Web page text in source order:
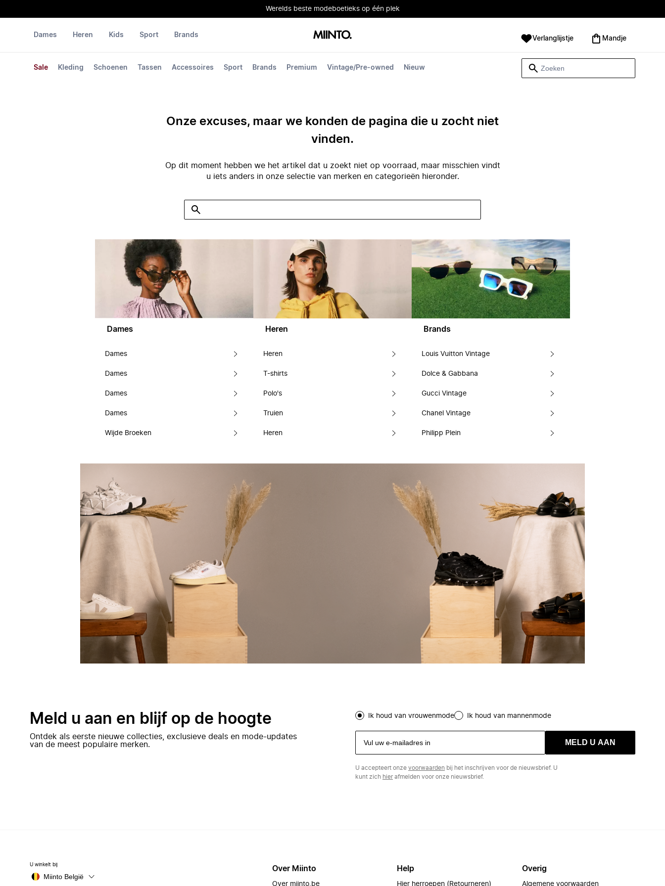
Werelds beste modeboetieks op één plek
Dames
Sale Kleding Schoenen Tassen Accessoires Sport Brands Premium Vintage/Pre-owned Nieuw
Heren Kids Sport Brands Verlanglijstje Mandje
Onze excuses, maar we konden de pagina die u zocht niet
vinden.
Op dit moment hebben we het artikel dat u zoekt niet op voorraad, maar misschien vindt
u iets anders in onze selectie van merken en categorieën hieronder.
Dames
Dames
Dames
Dames
Dames
Wijde Broeken
Heren
Heren
T-shirts
Polo's
Truien
Heren
Brands
Louis Vuitton Vintage
Dolce & Gabbana
Gucci Vintage
Chanel Vintage
Philipp Plein
Meld u aan en blijf op de hoogte
Ontdek als eerste nieuwe collecties, exclusieve deals en mode-updates
van de meest populaire merken.
Ik houd van vrouwenmode Ik houd van mannenmode
MELD U AAN
U accepteert onze voorwaarden bij het inschrijven voor de nieuwsbrief. U
kunt zich hierafmelden voor onze nieuwsbrief.
U winkelt bij
Miinto België
Over Miinto
Over miinto.be
Help
Hier herroepen (Retourneren)
Overig
Algemene voorwaarden